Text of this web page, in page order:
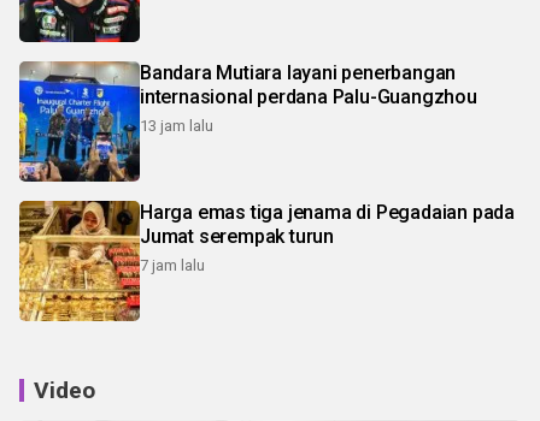
Bandara Mutiara layani penerbangan
internasional perdana Palu-Guangzhou
13 jam lalu
Harga emas tiga jenama di Pegadaian pada
Jumat serempak turun
7 jam lalu
Video